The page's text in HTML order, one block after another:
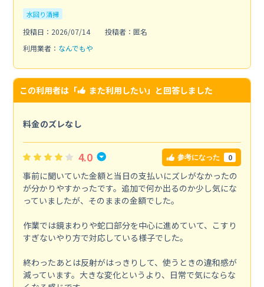
水回り清掃
投稿日：2026/07/14
投稿者：匿名
利用業者： なんでもや
この利用者は「 また利用したい」と回答しました
料金のズレなし
4.0 参考になった 0
事前に聞いていた金額と当日の支払いにズレがなかったの
が分かりやすかったです。追加で何か出るのか少し気にな
っていましたが、そのままの金額でした。
作業では鏡まわりや蛇口部分を中心に進めていて、こすり
すぎないやり方で対応している様子でした。
終わったあとは反射がはっきりして、使うときの違和感が
減っています。大きな変化というより、日常で気にならな